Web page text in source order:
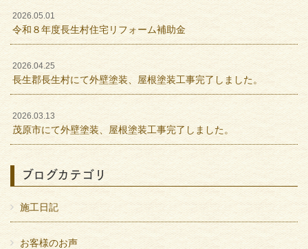
2026.05.01
令和８年度長生村住宅リフォーム補助金
2026.04.25
長生郡長生村にて外壁塗装、屋根塗装工事完了しました。
2026.03.13
茂原市にて外壁塗装、屋根塗装工事完了しました。
ブログカテゴリ
施工日記
お客様のお声